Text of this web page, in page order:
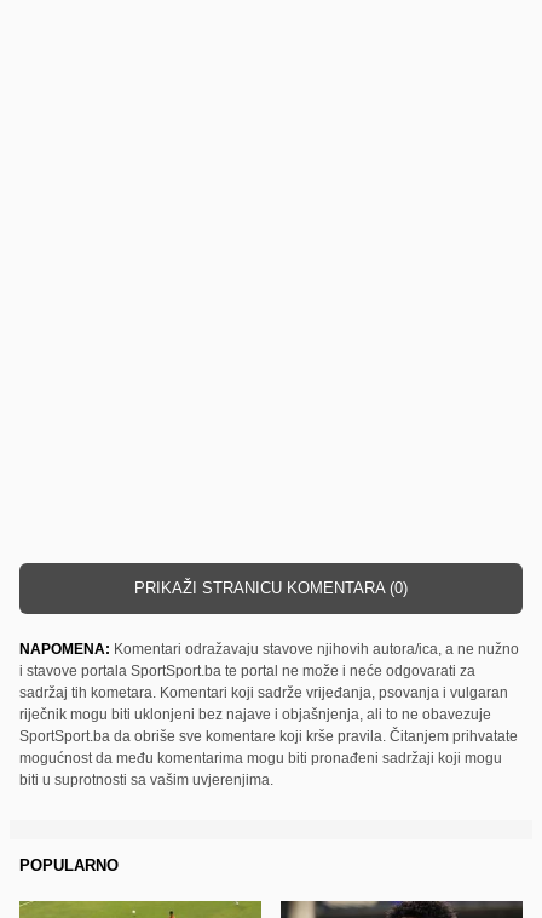
PRIKAŽI STRANICU KOMENTARA (0)
NAPOMENA: Komentari odražavaju stavove njihovih autora/ica, a ne nužno
i stavove portala SportSport.ba te portal ne može i neće odgovarati za
sadržaj tih kometara. Komentari koji sadrže vrijeđanja, psovanja i vulgaran
riječnik mogu biti uklonjeni bez najave i objašnjenja, ali to ne obavezuje
SportSport.ba da obriše sve komentare koji krše pravila. Čitanjem prihvatate
mogućnost da među komentarima mogu biti pronađeni sadržaji koji mogu
biti u suprotnosti sa vašim uvjerenjima.
POPULARNO